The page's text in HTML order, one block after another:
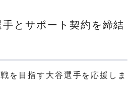
とサポート契約を締結
を目指す大谷選手を応援しま